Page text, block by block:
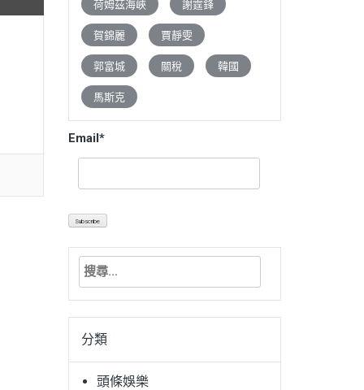
荷姆茲海峽 謝霆鋒
賀錦麗 賈靜雯
郭富城 關稅 韓國
馬斯克
Email*
搜
關
字:分類
頭條娛樂